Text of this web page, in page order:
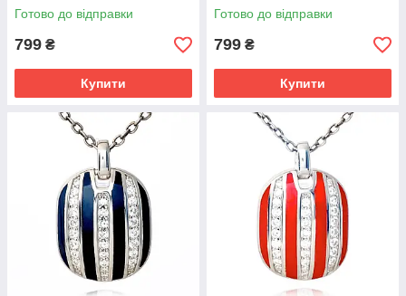
Готово до відправки
799 ₴
Купити
Готово до відправки
799 ₴
Купити